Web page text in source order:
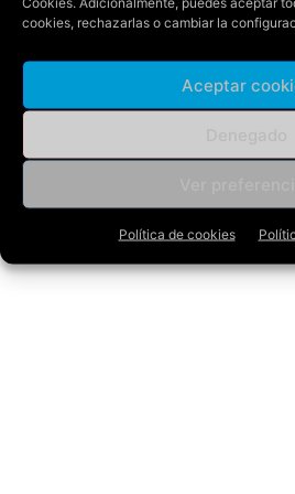
cookies, rechazarlas o cambiar la
Aceptar
Política de cookies